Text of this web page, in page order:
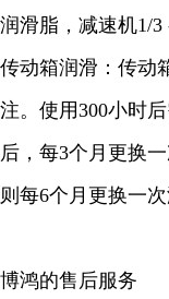
润滑脂，减速机1/3
传动箱润滑：传动
注。使用300小时
后，每3个月更换
则每6个月更换一次
博鸿的售后服务